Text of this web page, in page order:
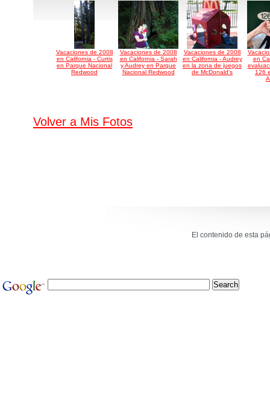
Vacaciones de 2008
en California - Curtis
en Parque Nacional
Redwood
Vacaciones de 2008
en California - Sarah
y Audrey en Parque
Nacional Redwood
Vacaciones de 2008
en California - Audrey
en la zona de juegos
de McDonald's
en
126
Volver a Mis Fotos
El contenido de esta